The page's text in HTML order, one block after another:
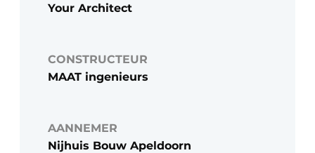
Your Architect
CONSTRUCTEUR
MAAT ingenieurs
AANNEMER
Nijhuis Bouw Apeldoorn